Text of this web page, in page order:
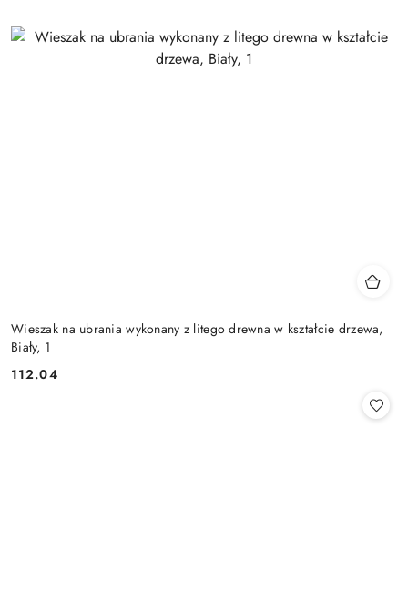
Wieszak na ubrania wykonany z litego drewna w kształcie drzewa,
Biały, 1
Cena:
112.04